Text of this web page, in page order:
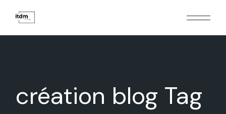
création blog Tag